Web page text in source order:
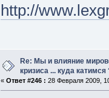
http://
Re: Мы и влияние
кризиса ... куда катимся
« Ответ #246 : 28 Февраля 2009,